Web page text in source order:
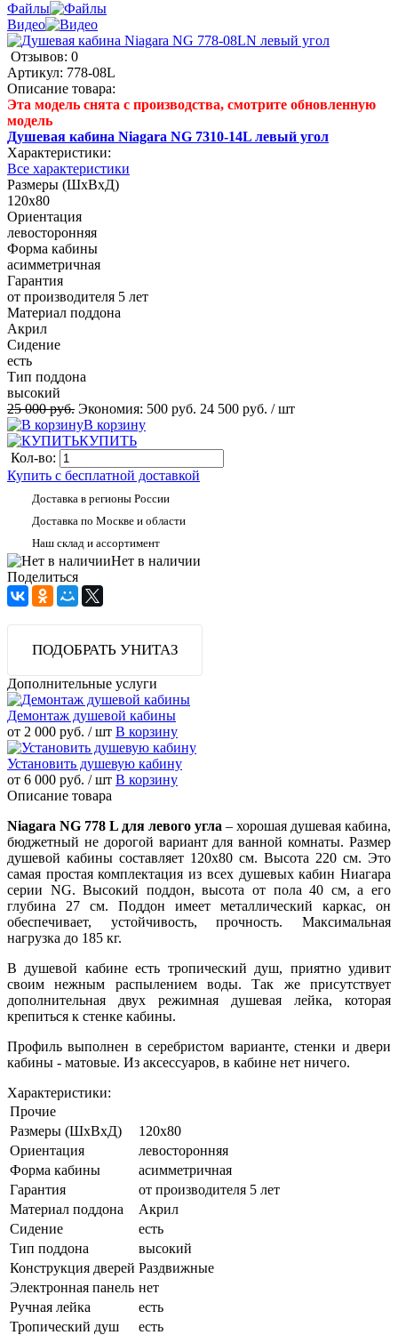
Файлы
Видео
Отзывов: 0
Артикул: 778-08L
Описание товара:
Эта модель снята с производства, смотрите обновленную
модель
Душевая кабина Niagara NG 7310-14L левый угол
Характеристики:
Все характеристики
Размеры (ШхВхД)
120x80
Ориентация
левосторонняя
Форма кабины
асимметричная
Гарантия
от производителя 5 лет
Материал поддона
Акрил
Сидение
есть
Тип поддона
высокий
25 000 руб. Экономия: 500 руб. 24 500 руб. / шт
В корзину
КУПИТЬ
Кол-во:
Купить с бесплатной доставкой
Доставка в регионы России
Доставка по Москве и области
Наш склад и ассортимент
Нет в наличии
Поделиться
ПОДОБРАТЬ УНИТАЗ
Дополнительные услуги
Демонтаж душевой кабины
от 2 000 руб. / шт В корзину
Установить душевую кабину
от 6 000 руб. / шт В корзину
Описание товара
Niagara NG 778 L для левого угла – хорошая душевая кабина,
бюджетный не дорогой вариант для ванной комнаты. Размер
душевой кабины составляет 120x80 см. Высота 220 см. Это
самая простая комплектация из всех душевых кабин Ниагара
серии NG. Высокий поддон, высота от пола 40 см, а его
глубина 27 см. Поддон имеет металлический каркас, он
обеспечивает, устойчивость, прочность. Максимальная
нагрузка до 185 кг.
В душевой кабине есть тропический душ, приятно удивит
своим нежным распылением воды. Так же присутствует
дополнительная двух режимная душевая лейка, которая
крепиться к стенке кабины.
Профиль выполнен в серебристом варианте, стенки и двери
кабины - матовые. Из аксессуаров, в кабине нет ничего.
Характеристики:
Прочие
Размеры (ШхВхД)
120x80
Ориентация
левосторонняя
Форма кабины
асимметричная
Гарантия
от производителя 5 лет
Материал поддона
Акрил
Сидение
есть
Тип поддона
высокий
Конструкция дверей Раздвижные
Электронная панель нет
Ручная лейка
есть
Тропический душ
есть